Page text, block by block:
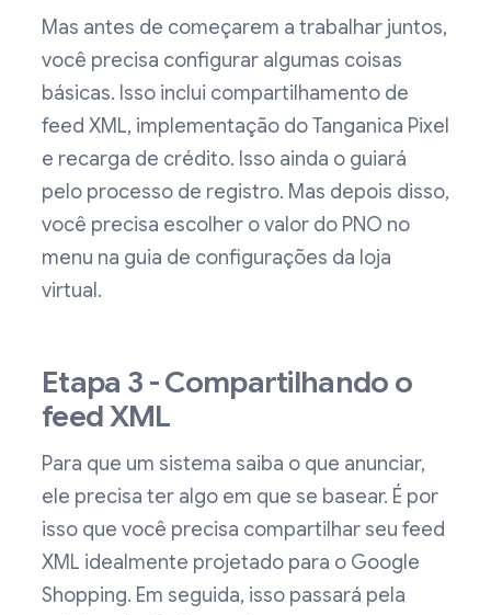
Mas antes de começarem a trabalhar juntos,
você precisa configurar algumas coisas
básicas. Isso inclui compartilhamento de
feed XML, implementação do Tanganica Pixel
e recarga de crédito. Isso ainda o guiará
pelo processo de registro. Mas depois disso,
você precisa escolher o valor do PNO no
menu na guia de configurações da loja
virtual.
Etapa 3 - Compartilhando o
feed XML
Para que um sistema saiba o que anunciar,
ele precisa ter algo em que se basear. É por
isso que você precisa compartilhar seu feed
XML idealmente projetado para o Google
Shopping. Em seguida, isso passará pela